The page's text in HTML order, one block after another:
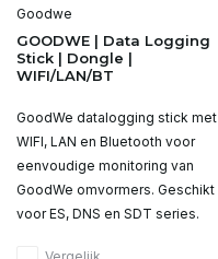
Goodwe
GOODWE | Data Logging
Stick | Dongle |
WIFI/LAN/BT
GoodWe datalogging stick met
WIFI, LAN en Bluetooth voor
eenvoudige monitoring van
GoodWe omvormers. Geschikt
voor ES, DNS en SDT series.